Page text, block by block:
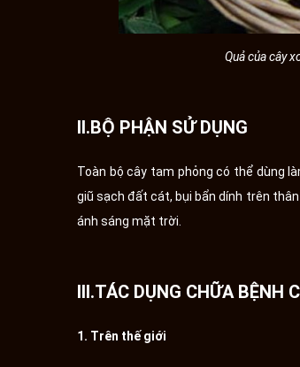
Quả của cây
II.BỘ PHẬN SỬ DỤNG
Toàn bộ cây tam phỏng có thể dùng
giũ sạch đất cát, bụi bẩn dính trên
ánh sáng mặt trời.
III.TÁC DỤNG CHỮA BỆNH
1. Trên thế giới